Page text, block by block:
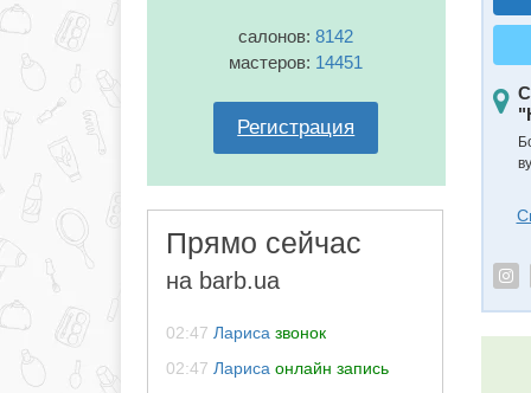
салонов:8142
мастеров: 14451
Регистрация
Прямо сейчас
на barb.ua
02:47 Лариса звонок
02:47 Лариса онлайн запись